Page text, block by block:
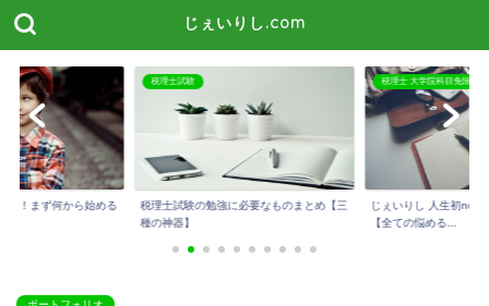
じぇいりし.com
必要なものまとめ【三
税理士 大学院科目免除
じぇいりし 人生初noteを公開しました！
【全ての悩める...
税理士試験
今話題のスタディング
メリット・デメリッ...